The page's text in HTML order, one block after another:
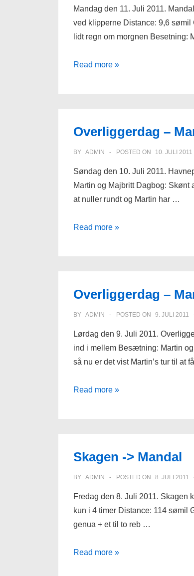
Mandag den 11. Juli 2011.
ved klipperne Distance: 9,6 sømil
lidt regn om morgnen Besetning:
Mandal
Read more »
Overliggerdag –
BY ADMIN POSTED ON 10. JULI 2011
Søndag den 10. Juli 2011.
Martin og Majbritt Dagbog:
at nuller rundt og Martin har …
Overliggerdag
Read more »
Overliggerdag –
BY ADMIN POSTED ON 9. JULI 2011
Lørdag den 9. Juli 2011.
ind i mellem Besætning: Martin
så nu er det vist Martin’s tur til at
Overliggerdag
Read more »
Skagen -> Mandal
BY ADMIN POSTED ON 8. JULI 2011
Fredag den 8. Juli 2011. Skagen
kun i 4 timer Distance: 114 sømil
genua + et til to reb …
Skagen
Read more »